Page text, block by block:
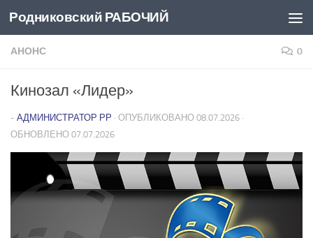
Перейти к содержимому
Родниковский РАБОЧИЙ
АНОНС 0
Кинозал «Лидер»
- АДМИНИСТРАТОР РР · ОПУБЛИКОВАНО 08.07.2026 ·
ОБНОВЛЕНО 07.07.2026